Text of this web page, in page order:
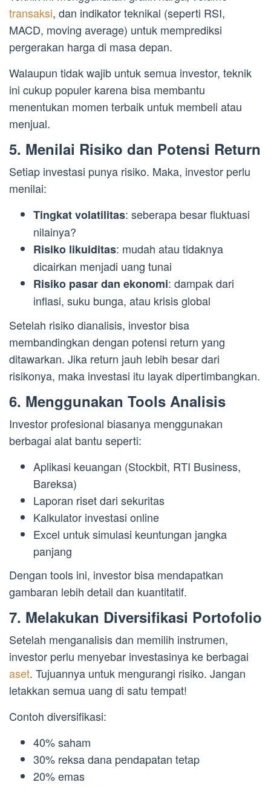
transaksi, dan indikator teknikal (seperti RSI,
MACD, moving average) untuk memprediksi
pergerakan harga di masa depan.
Walaupun tidak wajib untuk semua investor, teknik
ini cukup populer karena bisa membantu
menentukan momen terbaik untuk membeli atau
menjual.
5. Menilai Risiko dan Potensi Return
Setiap investasi punya risiko. Maka, investor perlu
menilai:
Tingkat volatilitas: seberapa besar fluktuasi
nilainya?
Risiko likuiditas: mudah atau tidaknya
dicairkan menjadi uang tunai
Risiko pasar dan ekonomi: dampak dari
inflasi, suku bunga, atau krisis global
Setelah risiko dianalisis, investor bisa
membandingkan dengan potensi return yang
ditawarkan. Jika return jauh lebih besar dari
risikonya, maka investasi itu layak dipertimbangkan.
6. Menggunakan Tools Analisis
Investor profesional biasanya menggunakan
berbagai alat bantu seperti:
Aplikasi keuangan (Stockbit, RTI Business,
Bareksa)
Laporan riset dari sekuritas
Kalkulator investasi online
Excel untuk simulasi keuntungan jangka
panjang
Dengan tools ini, investor bisa mendapatkan
gambaran lebih detail dan kuantitatif.
7. Melakukan Diversifikasi Portofolio
Setelah menganalisis dan memilih instrumen,
investor perlu menyebar investasinya ke berbagai
aset. Tujuannya untuk mengurangi risiko. Jangan
letakkan semua uang di satu tempat!
Contoh diversifikasi:
40% saham
30% reksa dana pendapatan tetap
20% emas